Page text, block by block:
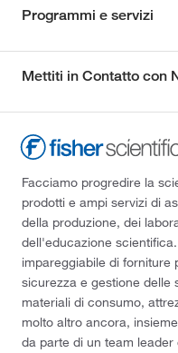
Programmi e servizi
Mettiti in Contatto con
Facciamo progredire la
prodotti e ampi servizi di
della produzione, dei
dell'educazione
impareggiabile di forniture
sicurezza e gestione delle
materiali di consumo,
molto altro ancora,
da parte di un team